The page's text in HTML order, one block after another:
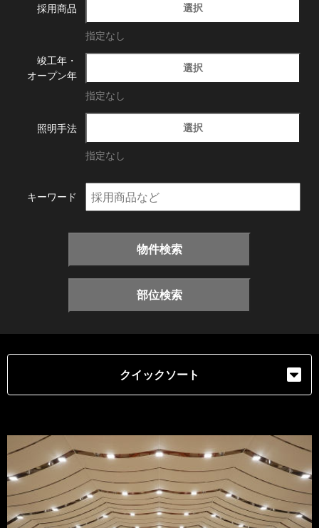
採用商品 選択
指定なし
竣工年・
オープン年
選択
指定なし
照明手法 選択
指定なし
キーワード
物件検索
部位検索
クイックソート